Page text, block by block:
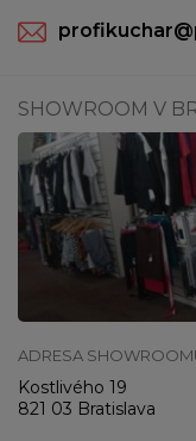
SHOWROOM V
ADRESA
Kostlivého 19
821 03 Bratislava